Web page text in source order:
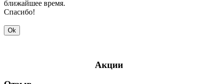
ближайшее время.
Спасибо!
Ok
Акции